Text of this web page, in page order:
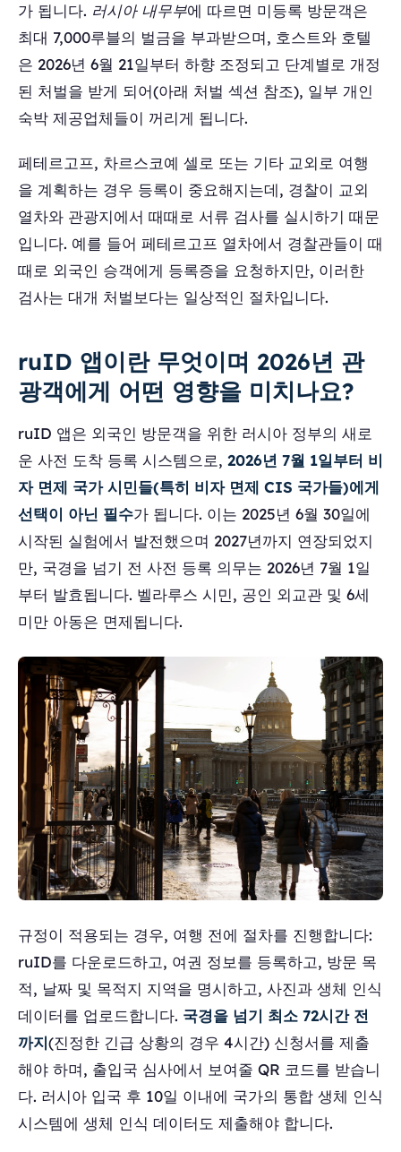
가 됩니다. 러시아 내무부에 따르면 미등록 방문객은
최대 7,000루블의 벌금을 부과받으며, 호스트와 호텔
은 2026년 6월 21일부터 하향 조정되고 단계별로 개정
된 처벌을 받게 되어(아래 처벌 섹션 참조), 일부 개인
숙박 제공업체들이 꺼리게 됩니다.
페테르고프, 차르스코예 셀로 또는 기타 교외로 여행
을 계획하는 경우 등록이 중요해지는데, 경찰이 교외
열차와 관광지에서 때때로 서류 검사를 실시하기 때문
입니다. 예를 들어 페테르고프 열차에서 경찰관들이 때
때로 외국인 승객에게 등록증을 요청하지만, 이러한
검사는 대개 처벌보다는 일상적인 절차입니다.
ruID 앱이란 무엇이며 2026년 관
광객에게 어떤 영향을 미치나요?
ruID 앱은 외국인 방문객을 위한 러시아 정부의 새로
운 사전 도착 등록 시스템으로, 2026년 7월 1일부터 비
자 면제 국가 시민들(특히 비자 면제 CIS 국가들)에게
선택이 아닌 필수가 됩니다. 이는 2025년 6월 30일에
시작된 실험에서 발전했으며 2027년까지 연장되었지
만, 국경을 넘기 전 사전 등록 의무는 2026년 7월 1일
부터 발효됩니다. 벨라루스 시민, 공인 외교관 및 6세
미만 아동은 면제됩니다.
규정이 적용되는 경우, 여행 전에 절차를 진행합니다:
ruID를 다운로드하고, 여권 정보를 등록하고, 방문 목
적, 날짜 및 목적지 지역을 명시하고, 사진과 생체 인식
데이터를 업로드합니다. 국경을 넘기 최소 72시간 전
까지(진정한 긴급 상황의 경우 4시간) 신청서를 제출
해야 하며, 출입국 심사에서 보여줄 QR 코드를 받습니
다. 러시아 입국 후 10일 이내에 국가의 통합 생체 인식
시스템에 생체 인식 데이터도 제출해야 합니다.